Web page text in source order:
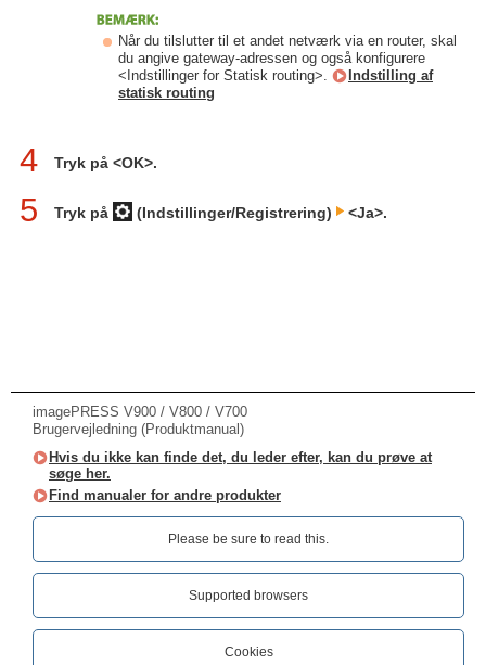
Når du tilslutter til et andet netværk via en router, skal
du angive gateway-adressen og også konfigurere
<Indstillinger for Statisk routing>.
Indstilling af
statisk routing
4 Tryk på <OK>.
5 Tryk på (Indstillinger/Registrering) <Ja>.
imagePRESS V900 / V800 / V700
Brugervejledning (Produktmanual)
Hvis du ikke kan finde det, du leder efter, kan du prøve at
søge her.
Find manualer for andre produkter
Please be sure to read this.‎
Supported browsers
Cookies